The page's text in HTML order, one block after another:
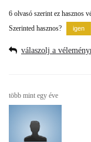
6 olvasó szerint ez hasznos
Szerinted hasznos?
válaszolj a
több mint egy éve